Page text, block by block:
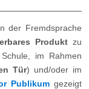
der Fremdsprache
Produktzu
im Rahmen
Tür) und/oder im
Publikumgezeigt